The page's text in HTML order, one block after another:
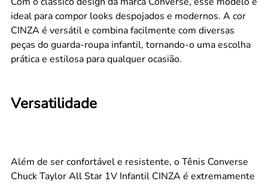
ideal para compor looks despojados e modernos. A cor
CINZA é versátil e combina facilmente com diversas
peças do guarda-roupa infantil, tornando-o uma escolha
prática e estilosa para qualquer ocasião.
Versatilidade
Além de ser confortável e resistente, o Tênis Converse
Chuck Taylor All Star 1V Infantil CINZA é extremamente